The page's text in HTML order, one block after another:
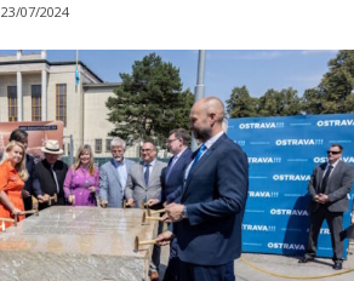
23/07/2024